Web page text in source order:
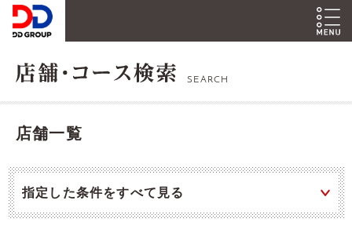
SEARCH
店舗一覧
指定した条件をすべて見る